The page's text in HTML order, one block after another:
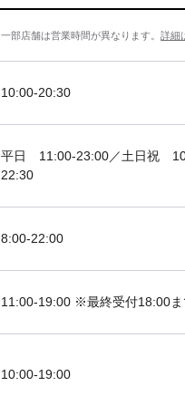
一部店舗は営業時間が異なります。詳細
10:00-20:30
平日 11:00-23:00／土日祝
22:30
8:00-22:00
11:00-19:00 ※最終受付18:00ま
10:00-19:00